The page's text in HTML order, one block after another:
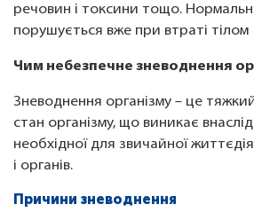
речовин і токсини тощо.
порушується вже при втраті тілом
Чим небезпечне зневоднення
Зневоднення організму – це
стан організму, що виникає
необхідної для звичайної
і органів.
Причини зневоднення